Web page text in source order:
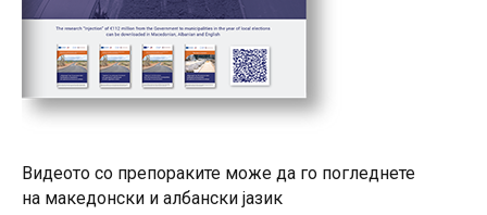
Видеото со препораките може да го погледнете
на македонски и албански јазик